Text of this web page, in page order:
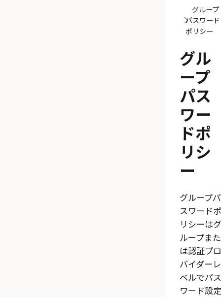
グループ
パスワード
ポリシー
グル
ープ
パス
ワー
ドポ
リシ
ー
グループパ
スワードポ
リシーはグ
ループまた
は認証プロ
バイダーレ
ベルでパス
ワード設定